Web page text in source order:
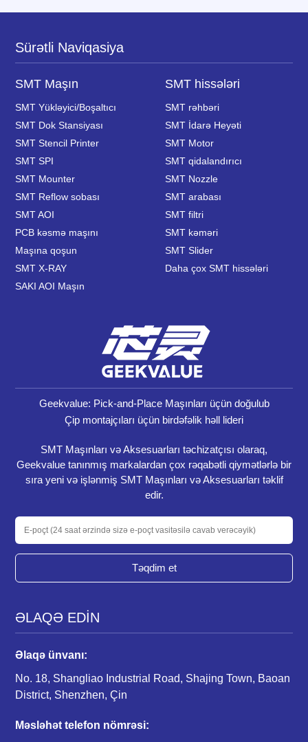
Sürətli Naviqasiya
SMT Maşın
SMT Yükləyici/Boşaltıcı
SMT Dok Stansiyası
SMT Stencil Printer
SMT SPI
SMT Mounter
SMT Reflow sobası
SMT AOI
PCB kəsmə maşını
Maşına qoşun
SMT X-RAY
SAKI AOI Maşın
SMT hissələri
SMT rəhbəri
SMT İdarə Heyəti
SMT Motor
SMT qidalandırıcı
SMT Nozzle
SMT arabası
SMT filtri
SMT kəməri
SMT Slider
Daha çox SMT hissələri
Geekvalue: Pick-and-Place Maşınları üçün doğulub
Çip montajçıları üçün birdəfəlik həll lideri
SMT Maşınları və Aksesuarları təchizatçısı olaraq,
Geekvalue tanınmış markalardan çox rəqabətli qiymətlərlə bir
sıra yeni və işlənmiş SMT Maşınları və Aksesuarları təklif
edir.
Təqdim et
ƏLAQƏ EDİN
Əlaqə ünvanı:
No. 18, Shangliao Industrial Road, Shajing Town, Baoan
District, Shenzhen, Çin
Məsləhət telefon nömrəsi: